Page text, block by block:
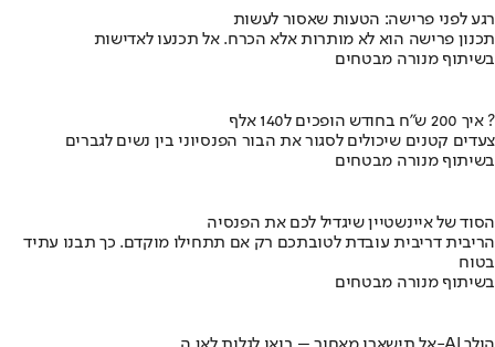
רגע לפני פרישה: הטעות שאסור לעשות
תכנון פרישה הוא לא מותרות אלא הכרח. אל תכנעו לאדישות
בשיתוף מנורה מבטחים
איך 200 ש"ח בחודש הופכים ל140 אלף ?
צעדים קטנים שיכולים לסגור את הבור הפנסיוני בין נשים לגברים
בשיתוף מנורה מבטחים
הסוד של איינשטיין שיגדיל לכם את הפנסיה
הריבית דריבית עובדת לטובתכם רק אם תתחילו מוקדם. כך תבנו עתיד
בטוח
בשיתוף מנורה מבטחים